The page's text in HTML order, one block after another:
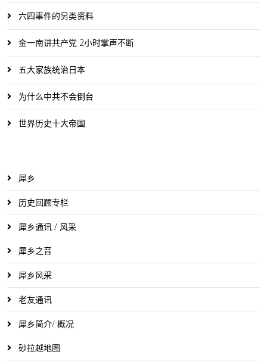
六四事件的另类资料
金一南讲共产党 2小时掌声不断
五大家族统治日本
为什么中共不会倒台
世界历史十大帝国
犀乡
历史回顾专栏
犀乡通讯 / 风采
犀乡之音
犀乡风采
老友通讯
犀乡简介/ 概况
砂拉越地图